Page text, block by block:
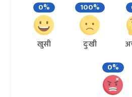
0%
खुसी
100%
दुःखी
0%